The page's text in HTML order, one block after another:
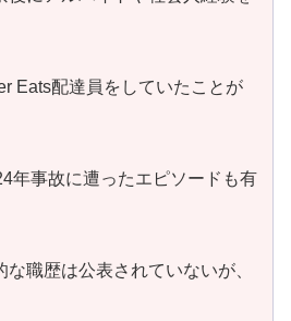
Eats配達員をしていたことが
ったエピソードも有
職歴は公表されていないが、